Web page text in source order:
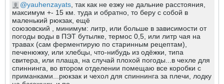
yauhenzayats, так как не езжу не дальние расстояния,
максимум +- 15 км. туда и обратно, то беру с собой в
маленький рюкзак, ещё
союзовский , минимум: литр, или больше в зависимости от
погоды воды в ПЭТ бутылке, термос 0,5, или литр чая на
травах (сам ферментирую по старинным рецептам),
печенюжку, или хлебцы, что-нибудь из одёжки, типа
свитера, или плаща, на случай плохой погоды...в чехле для
спиннинга, во втором отделении помещаю все коробки с
приманками...рюкзак и чехол для спиннинга за плечи, лодку